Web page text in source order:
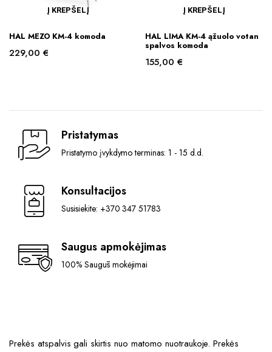
Į KREPŠELĮ
HAL MEZO KM-4 komoda
229,00 €
Į KREPŠELĮ
HAL LIMA KM-4 ąžuolo votan
spalvos komoda
155,00 €
Pristatymas
Pristatymo įvykdymo terminas: 1 - 15 d.d.
Konsultacijos
Susisiekite: +370 347 51783
Saugus apmokėjimas
100% Saugūs mokėjimai
Prekės atspalvis gali skirtis nuo matomo nuotraukoje. Prekės